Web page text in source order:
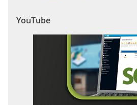
YouTube